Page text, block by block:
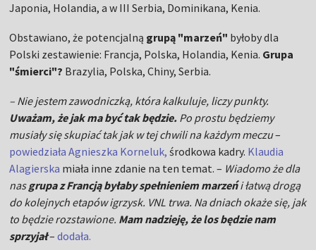
Japonia, Holandia, a w III Serbia, Dominikana, Kenia.
Obstawiano, że potencjalną grupą "marzeń" byłoby dla
Polski zestawienie: Francja, Polska, Holandia, Kenia. Grupa
"śmierci"? Brazylia, Polska, Chiny, Serbia.
– Nie jestem zawodniczką, która kalkuluje, liczy punkty.
Uważam, że jak ma być tak będzie. Po prostu będziemy
musiały się skupiać tak jak w tej chwili na każdym meczu–
powiedziała Agnieszka Korneluk, środkowa kadry. Klaudia
Alagierska miała inne zdanie na ten temat. – Wiadomo że dla
nasgrupa z Francją byłaby spełnieniem marzeńi łatwą drogą
do kolejnych etapów igrzysk. VNL trwa. Na dniach okaże się, jak
to będzie rozstawione. Mam nadzieję, że los będzie nam
sprzyjał– dodała.